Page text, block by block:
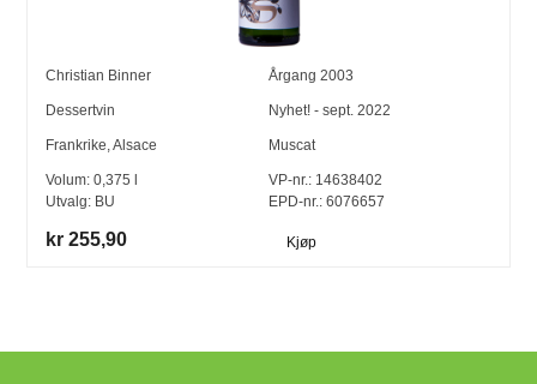
Christian Binner Årgang 2003
Dessertvin Nyhet! - sept. 2022
Frankrike,Alsace Muscat
Volum:0,375
Utvalg: BU
VP-nr.: 14638402
EPD-nr.: 6076657
kr 255,90 Kjøp